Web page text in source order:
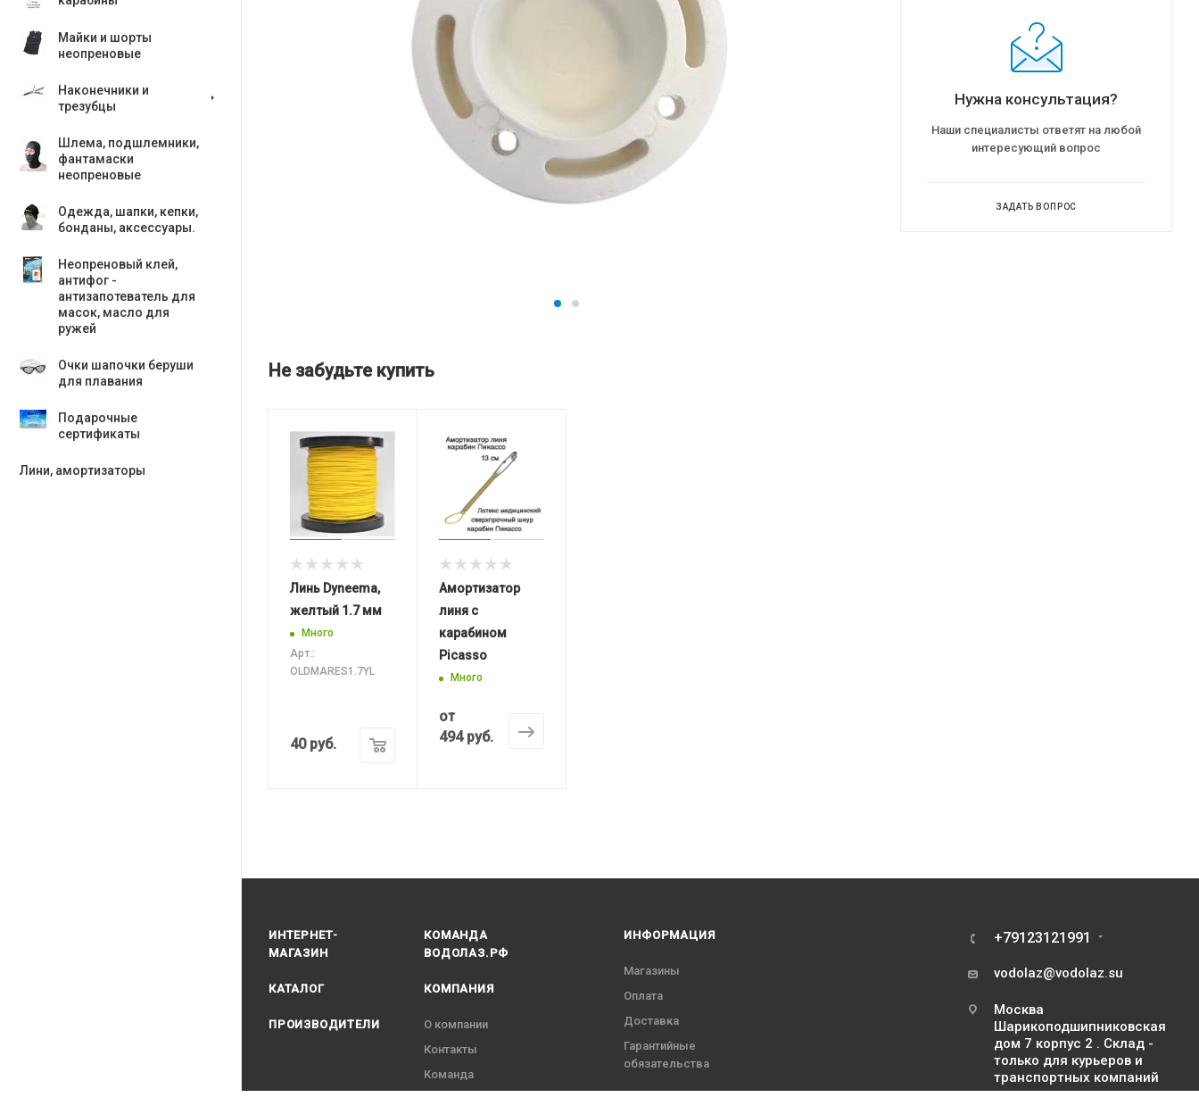
Майки и шорты
неопреновые
Наконечники и
трезубцы
Шлема, подшлемники,
фантамаски
неопреновые
Одежда, шапки, кепки,
бонданы, аксесcуары.
Неопреновый клей,
антифог -
антизапотеватель для
масок, масло для
ружей
Очки шапочки беруши
для плавания
Подарочные
сертификаты
Лини, амортизаторы
Не забудьте купить
Линь Dyneema,
желтый 1.7 мм
Много
Арт.:
OLDMARES1.7YL
40руб.
Амортизатор
линя с
карабином
Picasso
Много
от
494 руб.
Нужна консультация?
Наши специалисты ответят на любой
интересующий вопрос
ЗАДАТЬ ВОПРОС
ИНТЕРНЕТ-
МАГАЗИН
КАТАЛОГ
ПРОИЗВОДИТЕЛИ
КОМАНДА
ВОДОЛАЗ.РФ
КОМПАНИЯ
О компании
Контакты
Команда
ИНФОРМАЦИЯ
Магазины
Оплата
Доставка
Гарантийные
обязательства
+79123121991
vodolaz@vodolaz.su
Москва
Шарикоподшипниковская
дом 7 корпус 2 . Склад -
только для курьеров и
транспортных компаний